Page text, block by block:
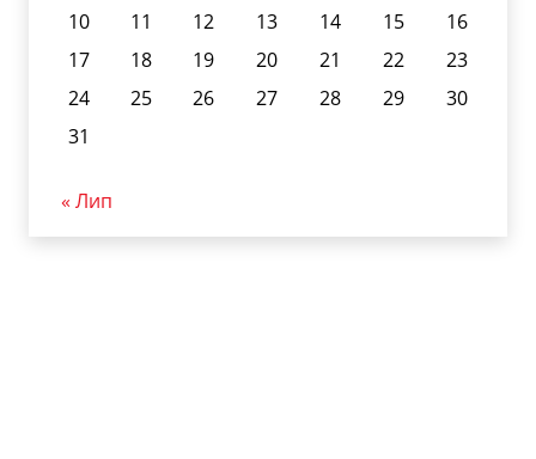
10
11 12 13 14 15
16
17
18 19 20 21 22
23
24
25 26 27 28 29
30
31
« Лип